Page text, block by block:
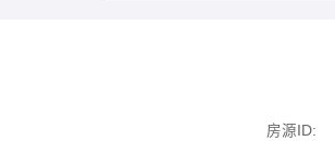
房源ID: